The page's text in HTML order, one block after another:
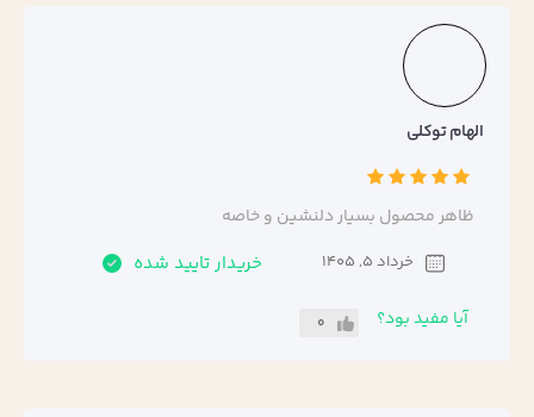
الهام توکلی
ظاهر محصول بسیار دلنشین و خاصه
خرداد 5, 1405 خریدار تایید شده
آیا مفید بود؟ 0